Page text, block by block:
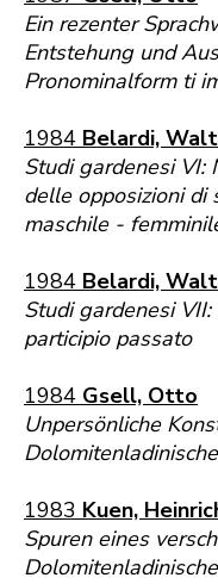
Ein rezenter
Entstehung und
Pronominalform ti
1984 Belardi,
Studi gardenesi VI:
delle opposizioni
maschile -
1984 Belardi,
Studi gardenesi
participio passato
1984 Gsell, Otto
Unpersönliche
1983 Kuen,
Spuren eines